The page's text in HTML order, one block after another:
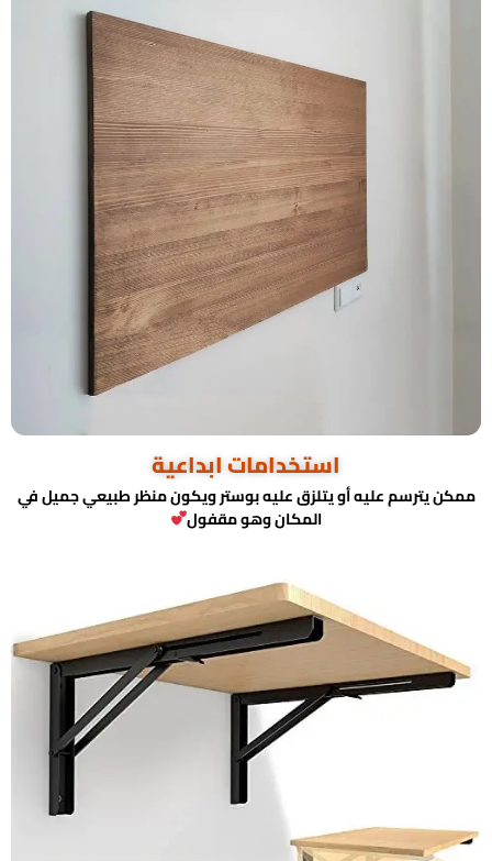
استخدامات ابداعية
ممكن يترسم عليه أو يتلزق عليه بوستر ويكون منظر طبيعي جميل في
المكان وهو مقفول